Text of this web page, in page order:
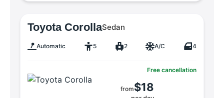
Toyota CorollaSedan
Automatic 5 2 A/C 4
Free cancellation
from$18